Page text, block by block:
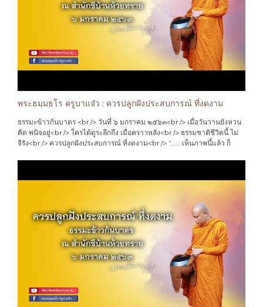
เลือด ก็ตาม แต่วิถีแห่ง พุทธศานานั้น คือคำสอน ที่บ่มเพาะหล่อหลอมจิตใจ
ให้เราเป็นเช่นนั้น ตลอดมา<br /> ว่า เราทุกคน สรรพสัตว์ ทั้งหลาย คือเพื่อน
กัน ที่ไม่มีความเห็นแก่ตัว ที่จะ เอารัดเอาเปรียบ ไม่เบียดเบียนกัน ทั้งทาง กาย
วาจา ใจ<br /> เพราะเราจะรู้ได้ ด้วยจิตสำนึก ในขณะนั้นว่า เรารู้สึกเช่นไร
ต่อการกระทำ และผลของกรรม นั้นๆ ว่าเราเป็นเช่นไร คนอื่น สิ่งอื่น ก็เป็นเช่น
นั้น เหมือนกัน …"
พระธมฺมธโร ครูบาแจ๋ว : ควรปลูกฝังประสบการณ์ ที่งดงาม
ธรรมะข้าวก้นบาตร <br /> วันที่ ๖ มกราคม ๒๕๖๓<br /> เมื่อวันวานยังหวน
คิด พนิจอยู่<br /> ใครได้ดูระลึกถึง เมื่อคราวหลัง<br /> ธรรมชาติชีวิตนี้ ไม่
จีรัง<br /> ควรปลูกฝังประสบการณ์ ที่งดงาม<br /> “…….เห็นภาพนี้แล้ว ก็
และเวลาส่วนใหญ่ ของเด็กในชนบท จึงอยู่กับ ท้องไร่ท้องนา อยู่กับกิจกรรม
ตามวิถี ของประเพณี ทางศาสนา วัดวาอาราม มากกว่า อย่างอื่น<br /> ดังนั้น
วิถีแห่งจิตใจ ที่ได้ซึบซับรับเอา แต่สิ่งที่ดีงาม คือความ เมตตาอารีย์ น้ำใจ
ไมตรี การช่วยเหลือ เผื่อแผ่กัน ดั่งญาติพี่น้อง แม้ผู้ที่ไม่ได้เป็นญาติ ทางสาย
เลือด ก็ตาม แต่วิถีแห่ง พุทธศานานั้น คือคำสอน ที่บ่มเพาะหล่อหลอมจิตใจ
ให้เราเป็นเช่นนั้น ตลอดมา<br /> ว่า เราทุกคน สรรพสัตว์ ทั้งหลาย คือเพื่อน
กัน ที่ไม่มีความเห็นแก่ตัว ที่จะ เอารัดเอาเปรียบ ไม่เบียดเบียนกัน ทั้งทาง กาย
วาจา ใจ<br /> เพราะเราจะรู้ได้ ด้วยจิตสำนึก ในขณะนั้นว่า เรารู้สึกเช่นไร
ต่อการกระทำ และผลของกรรม นั้นๆ ว่าเราเป็นเช่นไร คนอื่น สิ่งอื่น ก็เป็นเช่น
นั้น เหมือนกัน …"